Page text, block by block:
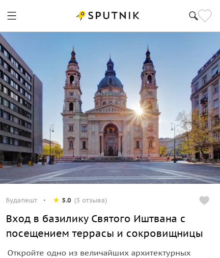
Будапешт 5.0 (3 отзыва)
Вход в базилику Святого Иштвана с
посещением террасы и сокровищницы
Откройте одно из величайших архитектурных